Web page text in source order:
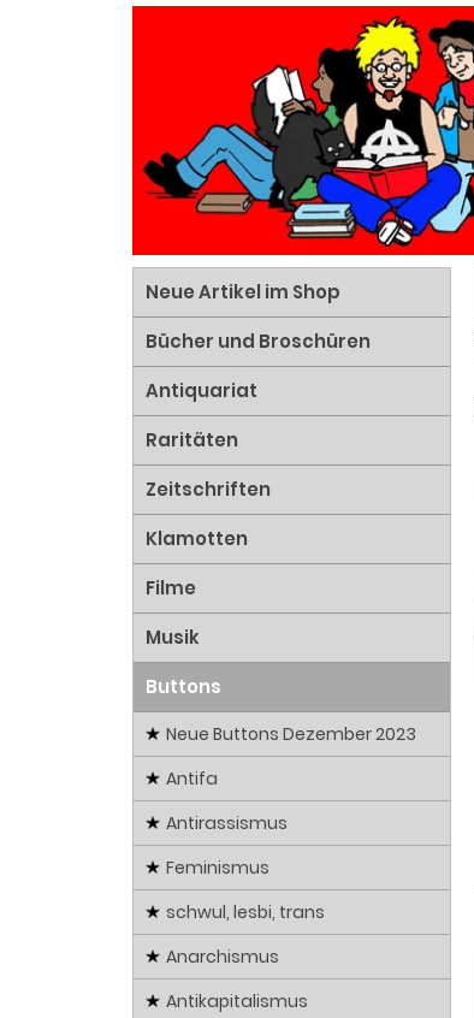
Neue Artikel im Shop
Bücher und Broschüren
Antiquariat
Raritäten
Zeitschriften
Klamotten
Filme
Musik
Buttons
Neue Buttons Dezember 2023
Antifa
Antirassismus
Feminismus
schwul, lesbi, trans
Anarchismus
Antikapitalismus